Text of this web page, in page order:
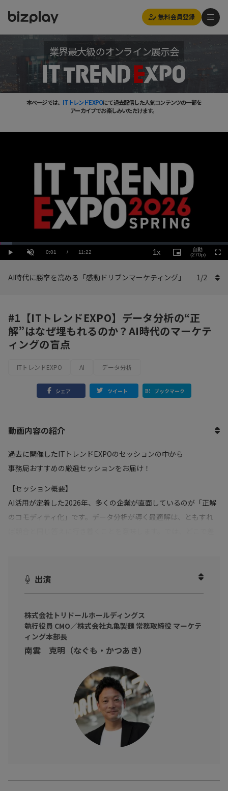
無料会員登録
業界最大級のオンライン展示会
本ページでは、 ITトレンドEXPOにて過去配信した人気コンテンツの一部を
アーカイブでお楽しみいただけます。
Play UnmuteCurrent
0:01 / Duration
11:22
Loaded:
5.28%
1x
Rate
Picture-
in-
自動
(270p)
AI時代に勝率を高める「感動ドリブンマーケティング」 1/2
#1【ITトレンドEXPO】データ分析の“正
解”はなぜ埋もれるのか？AI時代のマーケテ
ィングの盲点
ITトレンドEXPO AI データ分析
シェア ツイート ブックマーク
動画内容の紹介
過去に開催したITトレンドEXPOのセッションの中から
事務局おすすめの厳選セッションをお届け！
【セッション概要】
AI活用が定着した2026年、多くの企業が直面しているのが「正解
のコモディティ化」です。データ分析が導く最適解は、ともすれ
ける南雲克明氏は、データ活用が進む今だからこそ、人の“感
ビジネスの勝率を高める独自のマーケティング手法を公開。ツー
ルに使われるのではなく、データを使い倒して新たな価値を創造
する、次世代の意思決定論です。
※動画内のデータや実数、所属・肩書は撮影当時のものです
出演
株式会社トリドールホールディングス
執行役員 CMO／株式会社丸亀製麺 常務取締役 マーケテ
ィング本部長
南雲 克明（なぐも・かつあき）